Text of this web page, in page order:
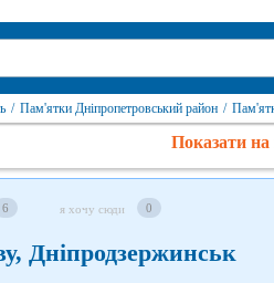
/ Пам'ятки Дніпропетровський район /
Показати на
6 я хочу сюди 0
Дніпродзержинськ